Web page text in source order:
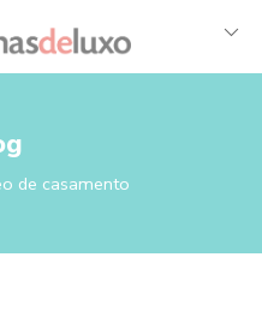
de casamento